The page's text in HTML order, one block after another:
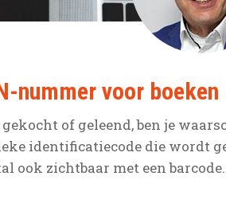
nummer voor boeken
gekocht of geleend, ben je
identificatiecode die wordt
ook zichtbaar met een barcode.